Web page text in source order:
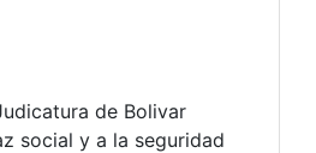
de Bolivar
social y a la seguridad